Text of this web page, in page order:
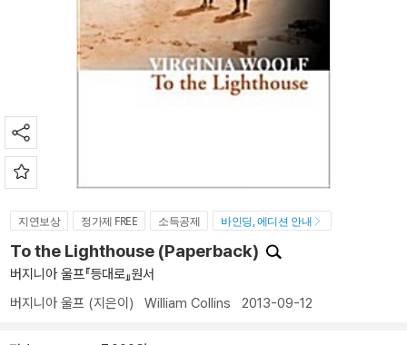
지연보상 정가제 FREE 소득공제 바인딩, 에디션 안내
To the Lighthouse (Paperback)
버지니아 울프『등대로』원서
버지니아 울프 (지은이) William Collins 2013-09-12